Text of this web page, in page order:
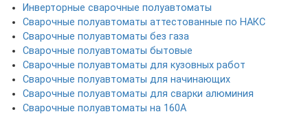
Инверторные сварочные полуавтоматы
Сварочные полуавтоматы аттестованные по НАКС
Сварочные полуавтоматы без газа
Сварочные полуавтоматы бытовые
Сварочные полуавтоматы для кузовных работ
Сварочные полуавтоматы для начинающих
Сварочные полуавтоматы для сварки алюминия
Сварочные полуавтоматы на 160А